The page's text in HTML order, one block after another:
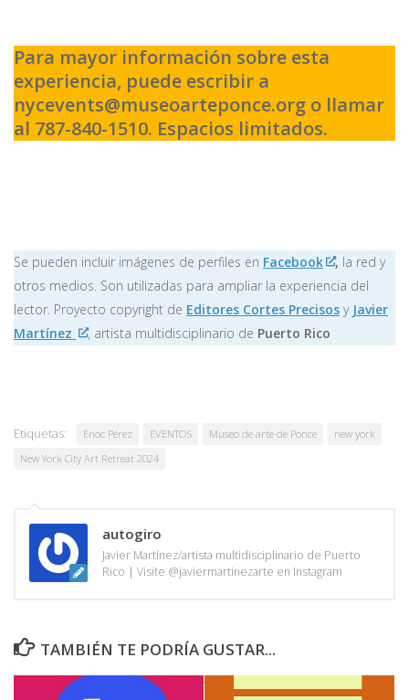
Para mayor información sobre esta
experiencia, puede escribir a
nycevents@museoarteponce.org o llamar
al 787-840-1510. Espacios limitados.
Se pueden incluir imágenes de perfiles en Facebook , la red y
otros medios. Son utilizadas para ampliar la experiencia del
lector. Proyecto copyright de Editores Cortes Precisos y Javier
Martínez
, artista multidisciplinario de Puerto Rico
Etiquetas: Enoc Pérez EVENTOS Museo de arte de Ponce
new york
New York City Art Retreat 2024
autogiro
Javier Martínez/artista multidisciplinario de Puerto
Rico | Visite @javiermartinezarte en Instagram
TAMBIÉN TE PODRÍA GUSTAR...